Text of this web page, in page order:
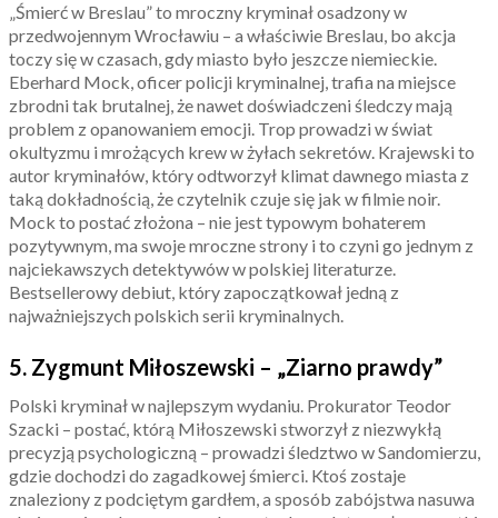
„Śmierć w Breslau” to mroczny kryminał osadzony w
przedwojennym Wrocławiu – a właściwie Breslau, bo akcja
toczy się w czasach, gdy miasto było jeszcze niemieckie.
Eberhard Mock, oficer policji kryminalnej, trafia na miejsce
zbrodni tak brutalnej, że nawet doświadczeni śledczy mają
problem z opanowaniem emocji. Trop prowadzi w świat
okultyzmu i mrożących krew w żyłach sekretów. Krajewski to
autor kryminałów, który odtworzył klimat dawnego miasta z
taką dokładnością, że czytelnik czuje się jak w filmie noir.
Mock to postać złożona – nie jest typowym bohaterem
pozytywnym, ma swoje mroczne strony i to czyni go jednym z
najciekawszych detektywów w polskiej literaturze.
Bestsellerowy debiut, który zapoczątkował jedną z
najważniejszych polskich serii kryminalnych.
5. Zygmunt Miłoszewski – „Ziarno prawdy”
Polski kryminał w najlepszym wydaniu. Prokurator Teodor
Szacki – postać, którą Miłoszewski stworzył z niezwykłą
precyzją psychologiczną – prowadzi śledztwo w Sandomierzu,
gdzie dochodzi do zagadkowej śmierci. Ktoś zostaje
znaleziony z podciętym gardłem, a sposób zabójstwa nasuwa